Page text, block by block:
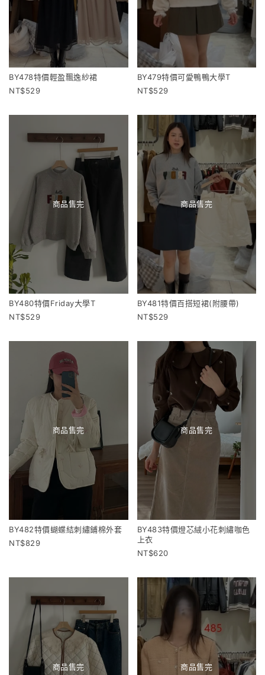
BY478特價輕盈飄逸紗裙
529
BY479特價可愛鴨鴨大學T
529
商品售完
BY480特價Friday大學T
529
商品售完
BY481特價百搭短裙(附腰帶)
529
商品售完
BY482特價蝴蝶結刺繡鋪棉外套
829
商品售完
BY483特價燈芯絨小花刺繡咖色
上衣
620
商品售完 商品售完